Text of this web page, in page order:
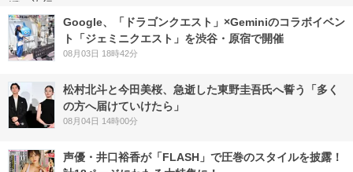
Google、「ドラゴンクエスト」×Geminiのコラボイベン
ト「ジェミニクエスト」を渋谷・原宿で開催
08月03日 18時42分
松村北斗と今田美桜、急逝した東野圭吾氏へ誓う「多く
の方へ届けていけたら」
08月04日 14時00分
声優・井口裕香が「FLASH」で圧巻のスタイルを披露！